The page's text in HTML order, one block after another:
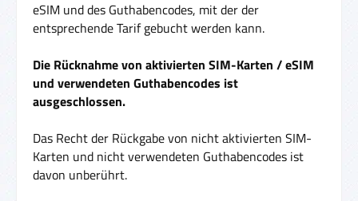
eSIM und des Guthabencodes, mit der der
entsprechende Tarif gebucht werden kann.
Die Rücknahme von aktivierten SIM-Karten / eSIM
und verwendeten Guthabencodes ist
ausgeschlossen.
Das Recht der Rückgabe von nicht aktivierten SIM-
Karten und nicht verwendeten Guthabencodes ist
davon unberührt.